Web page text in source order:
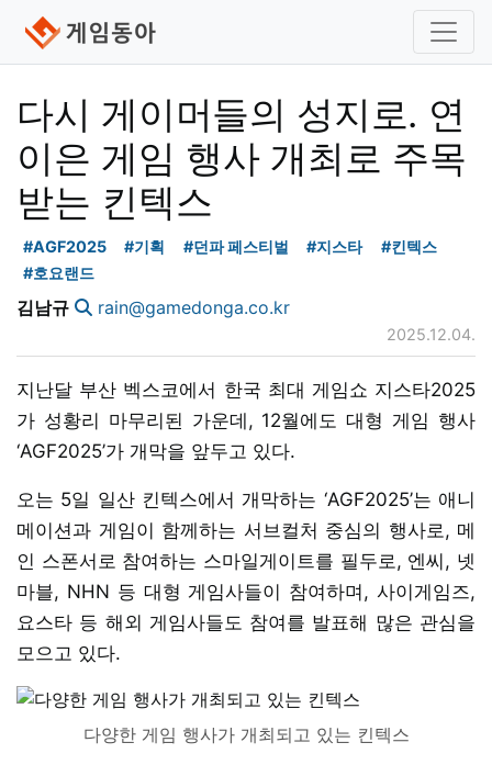
다시 게이머들의 성지로. 연
이은 게임 행사 개최로 주목
받는 킨텍스
#AGF2025 #기획 #던파 페스티벌 #지스타
#킨텍스
#호요랜드
김남규 rain@gamedonga.co.kr
2025.12.04.
지난달 부산 벡스코에서 한국 최대 게임쇼 지스타2025
가 성황리 마무리된 가운데, 12월에도 대형 게임 행사
‘AGF2025’가 개막을 앞두고 있다.
오는 5일 일산 킨텍스에서 개막하는 ‘AGF2025’는 애니
메이션과 게임이 함께하는 서브컬처 중심의 행사로, 메
인 스폰서로 참여하는 스마일게이트를 필두로, 엔씨, 넷
마블, NHN 등 대형 게임사들이 참여하며, 사이게임즈,
요스타 등 해외 게임사들도 참여를 발표해 많은 관심을
모으고 있다.
다양한 게임 행사가 개최되고 있는 킨텍스